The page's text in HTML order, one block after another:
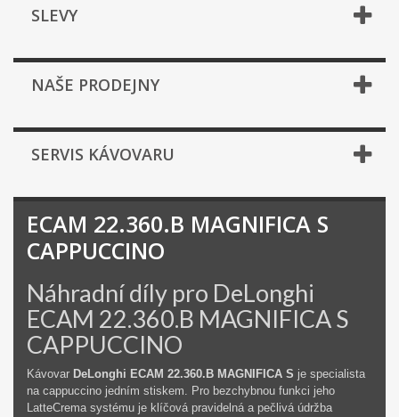
SLEVY
NAŠE PRODEJNY
SERVIS KÁVOVARU
ECAM 22.360.B MAGNIFICA S
CAPPUCCINO
Náhradní díly pro DeLonghi
ECAM 22.360.B MAGNIFICA S
CAPPUCCINO
Kávovar DeLonghi ECAM 22.360.B MAGNIFICA S je specialista
na cappuccino jedním stiskem. Pro bezchybnou funkci jeho
LatteCrema systému je klíčová pravidelná a pečlivá údržba